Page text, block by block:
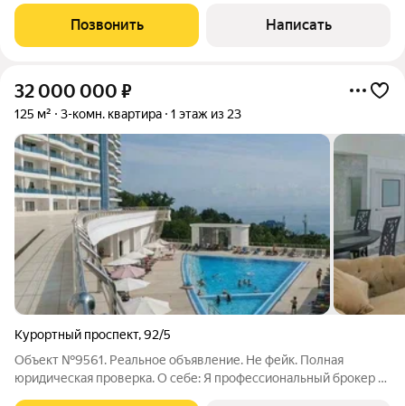
беpeгoвoй линии со своим пляжем. Что бы записаться на
просмотр свяжитесь по
Позвонить Написать
32 000 000 ₽
125 м² 3-комн. квартира 1 этаж из 23
Курортный проспект,92/5
Объект №9561. Реальное объявление. Не фейк. Полная
юридическая проверка. О себе: Я профессиональный брокер с